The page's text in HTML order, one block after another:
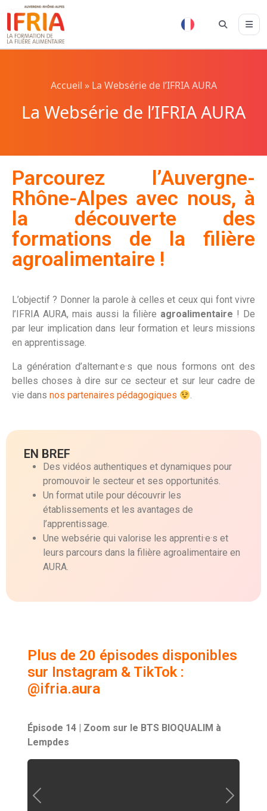
Accueil » La Websérie de l’IFRIA AURA
La Websérie de l’IFRIA AURA
Parcourez l’Auvergne-
Rhône-Alpes avec nous, à
la découverte des
formations de la filière
agroalimentaire !
L’objectif ? Donner la parole à celles et ceux qui font vivre
l’IFRIA AURA, mais aussi la filière agroalimentaire ! De
par leur implication dans leur formation et leurs missions
en apprentissage.
La génération d’alternant·e·s que nous formons ont des
belles choses à dire sur ce secteur et sur leur cadre de
vie dans nos partenaires pédagogiques .
EN BREF
Des vidéos authentiques et dynamiques pour
promouvoir le secteur et ses opportunités.
Un format utile pour découvrir les
établissements et les avantages de
l’apprentissage.
Une websérie qui valorise les apprenti·e·s et
leurs parcours dans la filière agroalimentaire en
AURA.
Plus de 20 épisodes disponibles
sur Instagram & TikTok :
@ifria.aura
Épisode 14 | Zoom sur le BTS BIOQUALIM à
Lempdes